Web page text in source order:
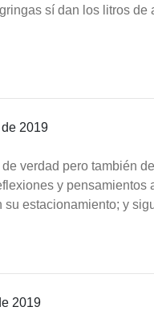
sí dan los litros
2019
verdad pero también
y pensamientos
su estacionamiento; y
2019